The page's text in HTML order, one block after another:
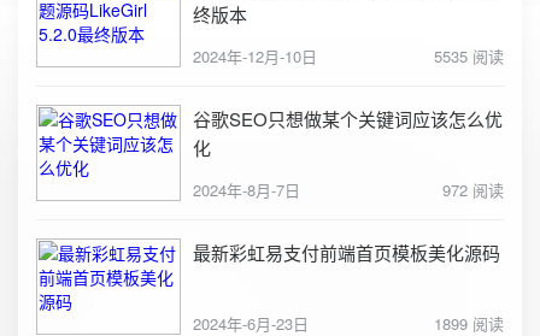
终版本
2024年-12月-10日 5535 阅读
谷歌SEO只想做某个关键词应该怎么优
化
2024年-8月-7日 972 阅读
最新彩虹易支付前端首页模板美化源码
2024年-6月-23日 1899 阅读